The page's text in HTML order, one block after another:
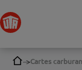
Cartes